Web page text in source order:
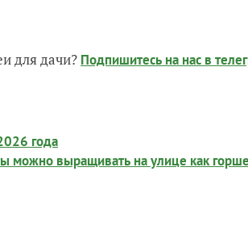
для дачи? Подпишитесь на нас в
года
можно выращивать на улице как